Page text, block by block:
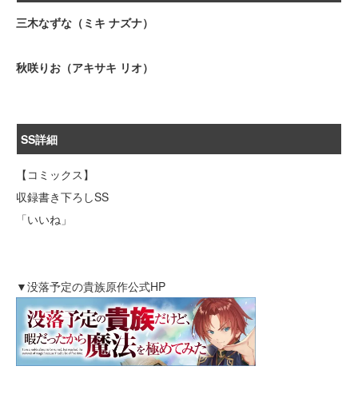
三木なずな（ミキ ナズナ）
秋咲りお（アキサキ リオ）
SS詳細
【コミックス】
収録書き下ろしSS
「いいね」
▼没落予定の貴族原作公式HP